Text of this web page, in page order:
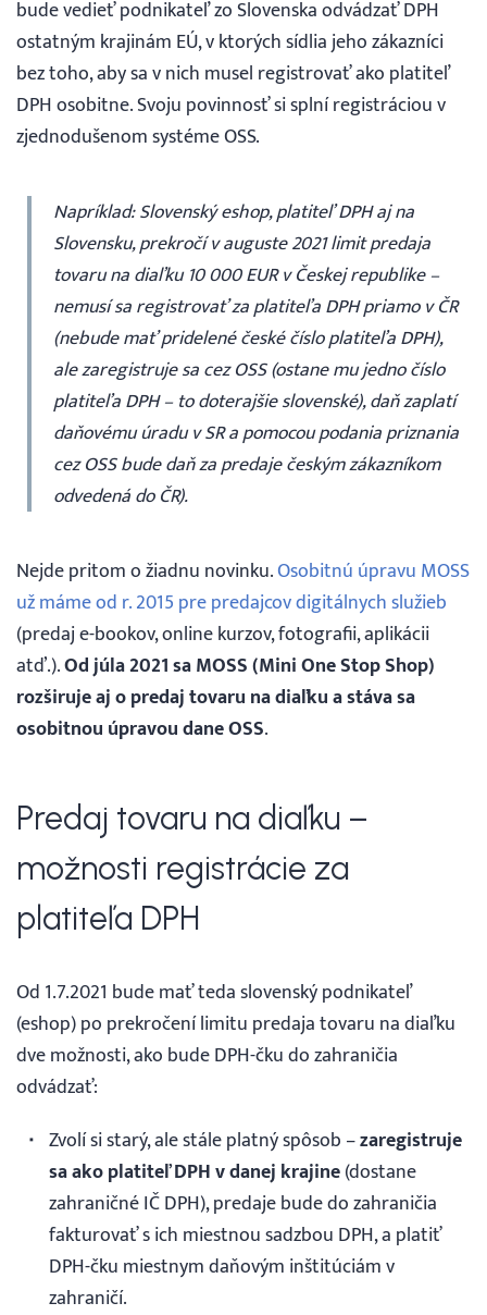
bude vedieť podnikateľ zo Slovenska odvádzať DPH
ostatným krajinám EÚ, v ktorých sídlia jeho zákazníci
bez toho, aby sa v nich musel registrovať ako platiteľ
DPH osobitne. Svoju povinnosť si splní registráciou v
zjednodušenom systéme OSS.
Napríklad: Slovenský eshop, platiteľ DPH aj na
Slovensku, prekročí v auguste 2021 limit predaja
tovaru na diaľku 10 000 EUR v Českej republike –
nemusí sa registrovať za platiteľa DPH priamo v ČR
(nebude mať pridelené české číslo platiteľa DPH),
ale zaregistruje sa cez OSS (ostane mu jedno číslo
platiteľa DPH – to doterajšie slovenské), daň zaplatí
daňovému úradu v SR a pomocou podania priznania
cez OSS bude daň za predaje českým zákazníkom
odvedená do ČR).
Nejde pritom o žiadnu novinku.Osobitnú úpravu MOSS
už máme od r. 2015 pre predajcov digitálnych služieb
(predaj e-bookov, online kurzov, fotografii, aplikácii
atď.).Od júla 2021 sa MOSS (Mini One Stop Shop)
rozširuje aj o predaj tovaru na diaľku a stáva sa
osobitnou úpravou dane OSS.
Predaj tovaru na diaľku –
možnosti registrácie za
platiteľa DPH
Od 1.7.2021 bude mať teda slovenský podnikateľ
(eshop) po prekročení limitu predaja tovaru na diaľku
dve možnosti, ako bude DPH-čku do zahraničia
odvádzať:
Zvolí si starý, ale stále platný spôsob –zaregistruje
sa ako platiteľ DPH v danej krajine(dostane
zahraničné IČ DPH), predaje bude do zahraničia
fakturovať s ich miestnou sadzbou DPH, a platiť
DPH-čku miestnym daňovým inštitúciám v
zahraničí.